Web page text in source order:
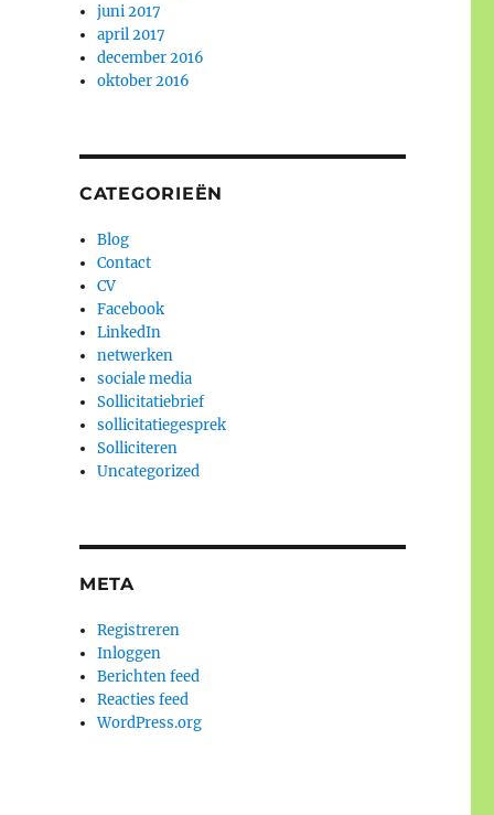
juni 2017
april 2017
december 2016
oktober 2016
CATEGORIEËN
Blog
Contact
CV
Facebook
LinkedIn
netwerken
sociale media
Sollicitatiebrief
sollicitatiegesprek
Solliciteren
Uncategorized
META
Registreren
Inloggen
Berichten feed
Reacties feed
WordPress.org